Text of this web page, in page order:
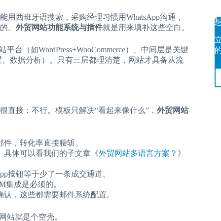
西班牙语搜索，采购经理习惯用WhatsApp沟通，
。 外贸网站功能系统与插件就是用来填补这些空白。
台（如WordPress+WooCommerce）、中间层是关键
数据分析）。只有三层都理清楚，网站才具备从流
直接：不行。模板只解决“看起来像什么”， 外贸网站
，转化率直接腰斩。
具体可以看我们的子文章《外贸网站多语言方案？ 》
按钮等于少了一条成交通道。
集成是必须的。
，这些都需要邮件系统配置。
站就是个空壳。